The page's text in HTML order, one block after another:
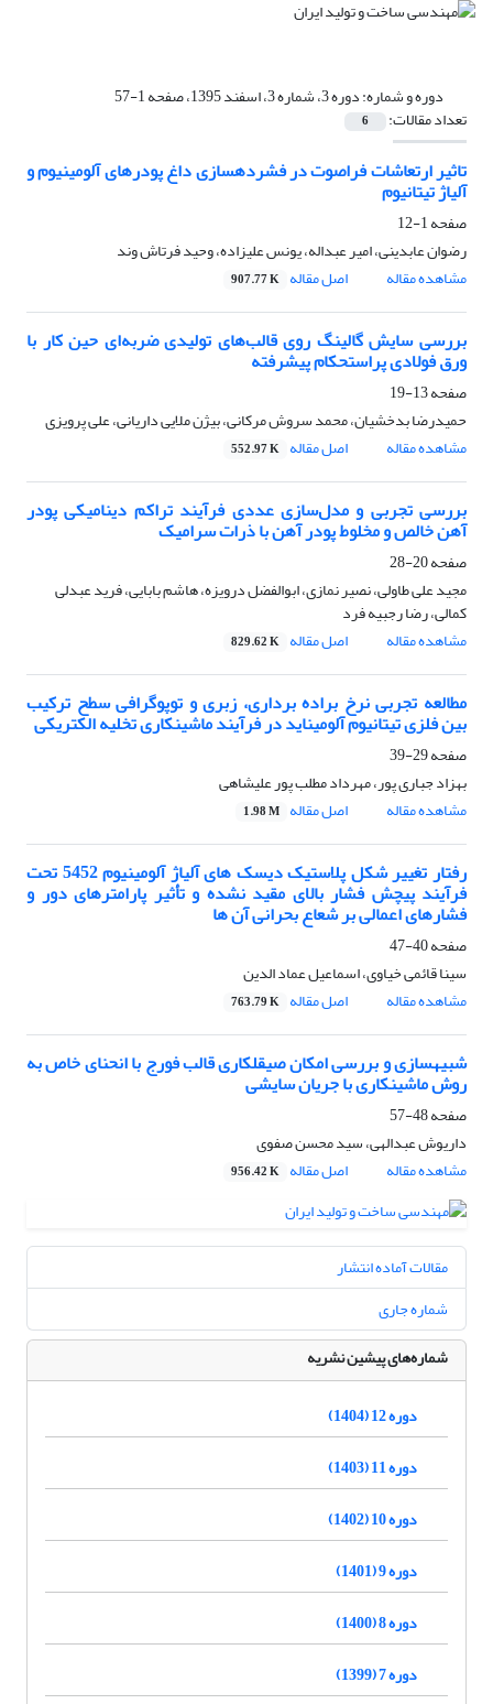
دوره و شماره:دوره 3، شماره 3، اسفند 1395، صفحه 1-57
تعداد مقالات: 6
تاثیر ارتعاشات فراصوت در فشرده‎سازی داغ پودرهای آلومینیوم و
آلیاژ تیتانیوم
صفحه1-12
رضوان عابدینی، امیر عبداله، یونس علیزاده، وحید فرتاش وند
مشاهده مقاله
اصل مقاله 907.77 K
بررسی سایش گالینگ روی قالب‌های تولیدی ضربه‌ای حین کار با
ورق ‌فولادی پراستحکام پیشرفته
صفحه13-19
حمیدرضا بدخشیان، محمد سروش مرکانی، بیژن ملایی داریانی، علی پرویزی
مشاهده مقاله
اصل مقاله 552.97 K
بررسی تجربی و مدل‌سازی عددی فرآیند تراکم دینامیکی پودر
آهن خالص و مخلوط‌ پودر آهن با ذرات سرامیک
صفحه20-28
مجید علی طاولی، نصیر نمازی، ابوالفضل درویزه، هاشم بابایی، فرید عبدلی
کمالی، رضا رجبیه فرد
مشاهده مقاله
اصل مقاله 829.62 K
مطالعه تجربی نرخ براده برداری، زبری و توپوگرافی سطح ترکیب
بین فلزی تیتانیوم آلومیناید در فرآیند ماشینکاری تخلیه الکتریکی
صفحه29-39
بهزاد جباری پور، مهرداد مطلب پور علیشاهی
مشاهده مقاله
اصل مقاله 1.98 M
رفتار تغییر شکل پلاستیک دیسک های آلیاژ آلومینیوم 5452 تحت
فرآیند پیچش فشار بالای مقید نشده و تأثیر پارامترهای دور و
فشارهای اعمالی بر شعاع بحرانی آن ها
صفحه40-47
سینا قائمی خیاوی، اسماعیل عماد الدین
مشاهده مقاله
اصل مقاله 763.79 K
شبیه‎سازی و بررسی امکان صیقل‎کاری قالب فورج با انحنای خاص به
روش ماشین‎کاری با جریان سایشی
صفحه48-57
داریوش عبدالهی، سید محسن صفوی
مشاهده مقاله
اصل مقاله 956.42 K
مقالات آماده انتشار
شماره جاری
شماره‌های پیشین نشریه
دوره 12 (1404)
دوره 11 (1403)
دوره 10 (1402)
دوره 9 (1401)
دوره 8 (1400)
دوره 7 (1399)